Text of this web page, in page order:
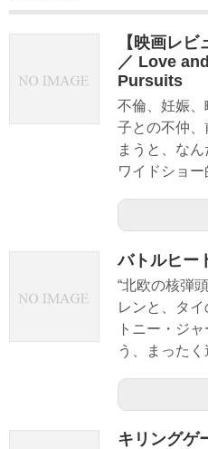
【映画レ
／ Love
Pursuits
不倫、妊娠
子との不仲、
まうと、なん
ワイドショ
バトルヒー
“北欧の核弾
レンと、タ
トニー・ジ
う、まった
キリングゲ